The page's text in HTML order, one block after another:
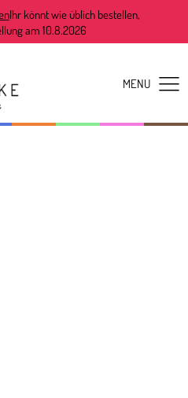
Ihr könnt wie üblich bestellen,
am 10.8.2026